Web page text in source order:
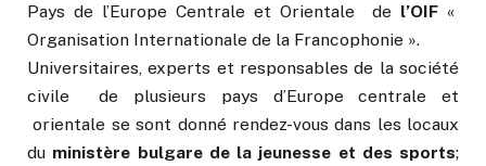
Pays de l’Europe Centrale et Orientale de l’OIF «
Organisation Internationale de la Francophonie ».
Universitaires, experts et responsables de la société
civile de plusieurs pays d’Europe centrale et
orientale se sont donné rendez-vous dans les locaux
du ministère bulgare de la jeunesse et des sports;